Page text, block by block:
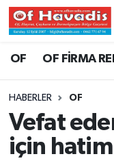
OF OF FİRMA
HABERLER OF
Vefat
için
Trabzon
Trabzon
Trabzon